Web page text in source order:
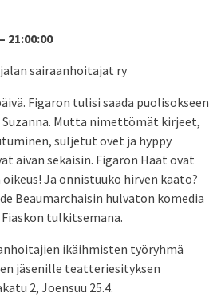
21:00:00
sairaanhoitajat ry
Figaron tulisi saada puolisokseen
Mutta nimettömät kirjeet,
suljetut ovet ja hyppy
aivan sekaisin. Figaron Häät ovat
oikeus! Ja onnistuuko hirven kaato?
Beaumarchaisin hulvaton komedia
tulkitsemana.
ikäihmisten työryhmä
jäsenille teatteriesityksen
2, Joensuu 25.4.